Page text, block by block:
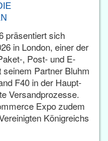
präsentiert sich
in London, einer der
, Post- und E-
Partner Bluhm
F40 in der Haupt­
Versandprozesse.
Expo zudem
Königreichs